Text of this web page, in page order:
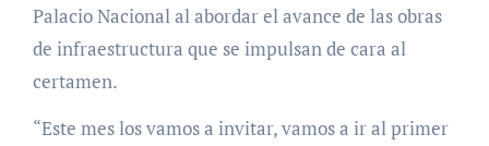
Palacio Nacional al abordar el avance de las obras
de infraestructura que se impulsan de cara al
certamen.
“Este mes los vamos a invitar, vamos a ir al primer